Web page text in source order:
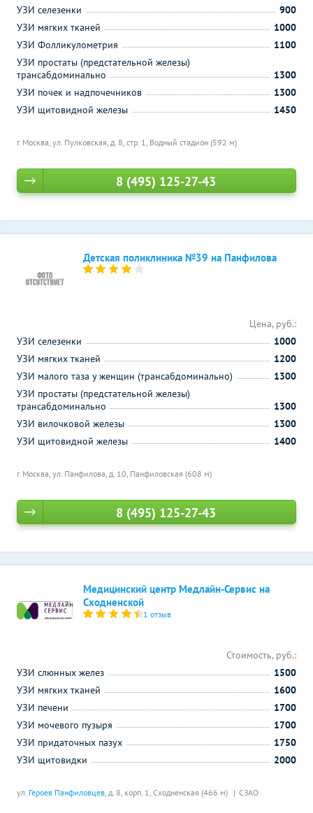
г. Москва, ул. Пулковская, д. 8, стр. 1, Водный стадион (592 м)
УЗИ селезенки
900
УЗИ мягких тканей
1000
УЗИ Фолликулометрия
1100
УЗИ простаты (предстательной железы)
трансабдоминально
1300
УЗИ почек и надпочечников
1300
УЗИ щитовидной железы
1450
8 (495) 125-27-43
Детская поликлиника №39 на Панфилова
г. Москва, ул. Панфилова, д. 10, Панфиловская (608 м)
Цена, руб.:
УЗИ селезенки
1000
УЗИ мягких тканей
1200
УЗИ малого таза у женщин (трансабдоминально)
1300
УЗИ простаты (предстательной железы)
трансабдоминально
1300
УЗИ вилочковой железы
1300
УЗИ щитовидной железы
1400
8 (495) 125-27-43
Медицинский центр Медлайн-Сервис на
Сходненской
1 отзыв
ул. Героев Панфиловцев, д. 8, корп. 1, Сходненская (466 м) СЗАО
Стоимость, руб.:
УЗИ слюнных желез
1500
УЗИ мягких тканей
1600
УЗИ печени
1700
УЗИ мочевого пузыря
1700
УЗИ придаточных пазух
1750
УЗИ щитовидки
2000